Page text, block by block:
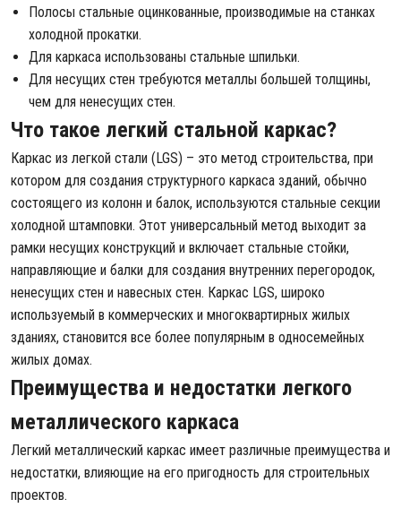
Полосы стальные оцинкованные, производимые на станках
холодной прокатки.
Для каркаса использованы стальные шпильки.
Для несущих стен требуются металлы большей толщины,
чем для ненесущих стен.
Что такое легкий стальной каркас?
Каркас из легкой стали (LGS) – это метод строительства, при
котором для создания структурного каркаса зданий, обычно
состоящего из колонн и балок, используются стальные секции
холодной штамповки. Этот универсальный метод выходит за
рамки несущих конструкций и включает стальные стойки,
направляющие и балки для создания внутренних перегородок,
ненесущих стен и навесных стен. Каркас LGS, широко
используемый в коммерческих и многоквартирных жилых
зданиях, становится все более популярным в односемейных
жилых домах.
Преимущества и недостатки легкого
металлического каркаса
Легкий металлический каркас имеет различные преимущества и
недостатки, влияющие на его пригодность для строительных
проектов.